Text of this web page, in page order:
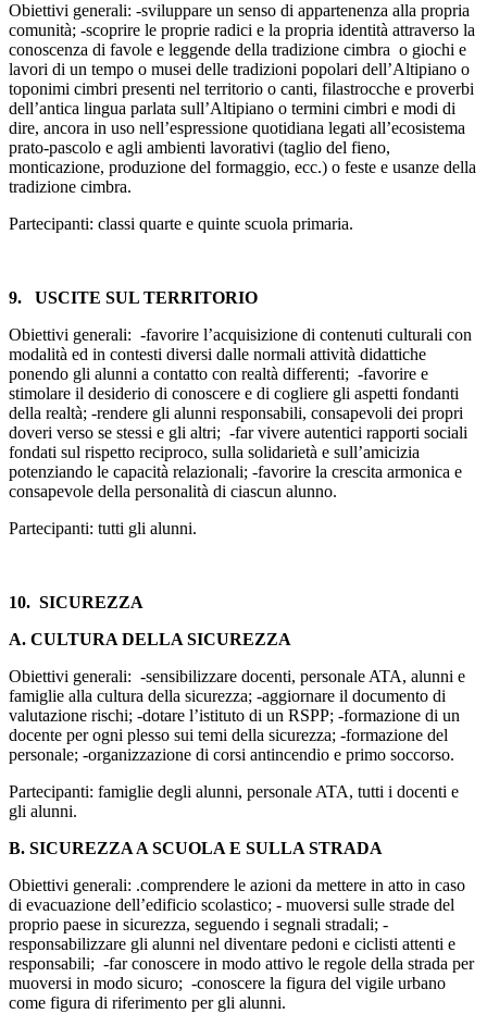
Obiettivi generali: -sviluppare un senso di appartenenza alla propria
comunità; -scoprire le proprie radici e la propria identità attraverso la
conoscenza di favole e leggende della tradizione cimbra o giochi e
lavori di un tempo o musei delle tradizioni popolari dell’Altipiano o
toponimi cimbri presenti nel territorio o canti, filastrocche e proverbi
dell’antica lingua parlata sull’Altipiano o termini cimbri e modi di
dire, ancora in uso nell’espressione quotidiana legati all’ecosistema
prato-pascolo e agli ambienti lavorativi (taglio del fieno,
monticazione, produzione del formaggio, ecc.) o feste e usanze della
tradizione cimbra.
Partecipanti: classi quarte e quinte scuola primaria.
9. USCITE SUL TERRITORIO
Obiettivi generali: -favorire l’acquisizione di contenuti culturali con
modalità ed in contesti diversi dalle normali attività didattiche
ponendo gli alunni a contatto con realtà differenti; -favorire e
stimolare il desiderio di conoscere e di cogliere gli aspetti fondanti
della realtà; -rendere gli alunni responsabili, consapevoli dei propri
doveri verso se stessi e gli altri; -far vivere autentici rapporti sociali
fondati sul rispetto reciproco, sulla solidarietà e sull’amicizia
potenziando le capacità relazionali; -favorire la crescita armonica e
consapevole della personalità di ciascun alunno.
Partecipanti: tutti gli alunni.
10. SICUREZZA
A. CULTURA DELLA SICUREZZA
Obiettivi generali: -sensibilizzare docenti, personale ATA, alunni e
famiglie alla cultura della sicurezza; -aggiornare il documento di
valutazione rischi; -dotare l’istituto di un RSPP; -formazione di un
docente per ogni plesso sui temi della sicurezza; -formazione del
personale; -organizzazione di corsi antincendio e primo soccorso.
Partecipanti: famiglie degli alunni, personale ATA, tutti i docenti e
gli alunni.
B. SICUREZZA A SCUOLA E SULLA STRADA
Obiettivi generali: .comprendere le azioni da mettere in atto in caso
di evacuazione dell’edificio scolastico; - muoversi sulle strade del
proprio paese in sicurezza, seguendo i segnali stradali; -
responsabilizzare gli alunni nel diventare pedoni e ciclisti attenti e
responsabili; -far conoscere in modo attivo le regole della strada per
muoversi in modo sicuro; -conoscere la figura del vigile urbano
come figura di riferimento per gli alunni.